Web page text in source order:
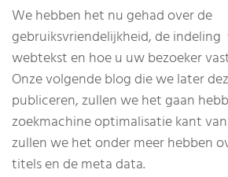
We hebben het nu gehad over de
gebruiksvriendelijkheid, de indeling
webtekst en hoe u uw bezoeker
Onze volgende blog die we later
publiceren, zullen we het gaan
zoekmachine optimalisatie kant
zullen we het onder meer hebben
titels en de meta data.